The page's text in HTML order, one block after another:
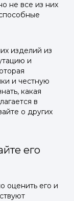
не все из них
изделий из
и
и честную
какая
в
о других
его
оценить его и